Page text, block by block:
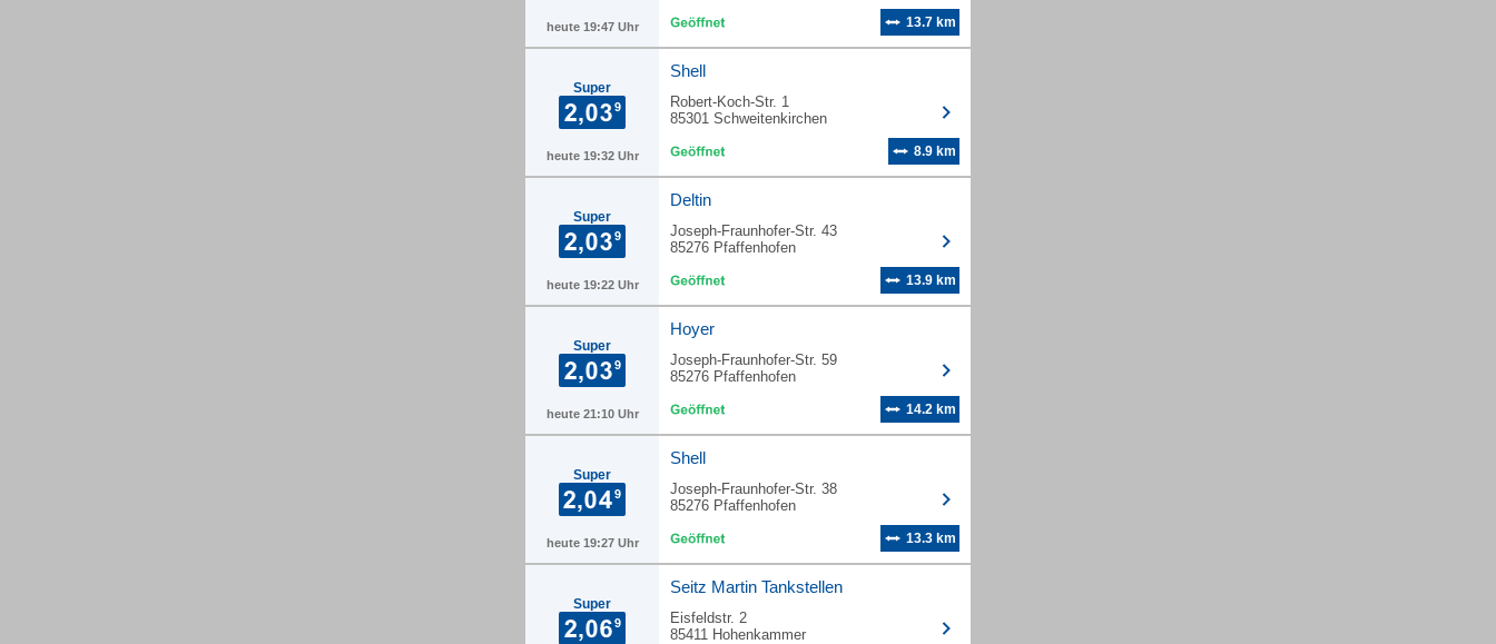
heute 19:47 Uhr 13.7 km
Super
heute 19:32 Uhr
Shell
Robert-Koch-Str. 1
85301 Schweitenkirchen
8.9 km
Super
heute 19:22 Uhr
Deltin
Joseph-Fraunhofer-Str. 43
85276 Pfaffenhofen
13.9 km
Super
heute 21:10 Uhr
Hoyer
Joseph-Fraunhofer-Str. 59
85276 Pfaffenhofen
14.2 km
Super
heute 19:27 Uhr
Shell
Joseph-Fraunhofer-Str. 38
85276 Pfaffenhofen
13.3 km
Super
Seitz Martin Tankstellen
Eisfeldstr. 2
85411 Hohenkammer